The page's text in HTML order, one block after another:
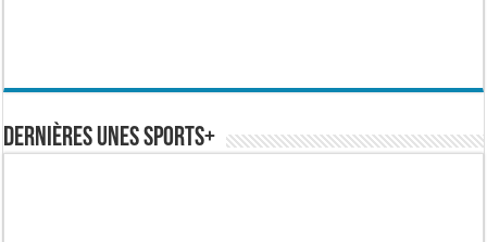
Dernières Unes Sports+